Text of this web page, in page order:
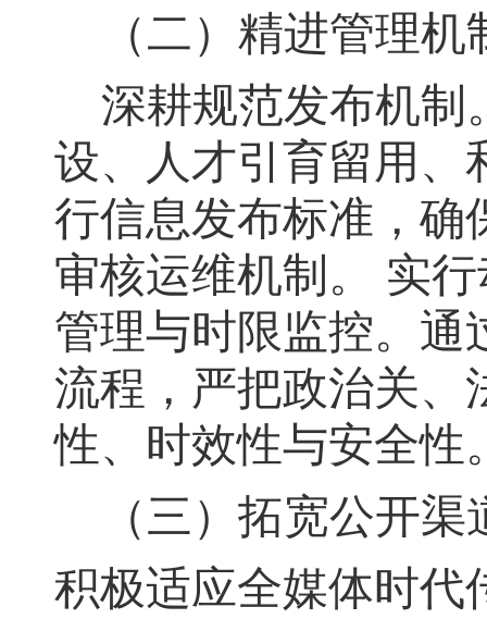
（二）精进管理机
深耕规范发布机制
设、人才引育留用、
行信息发布标准，确
审核运维机制。
实
管理与时限监控。通
流程 ， 严把政治关、
性、时效性与安全性
（三）拓宽公开渠
积极适应全媒体时代